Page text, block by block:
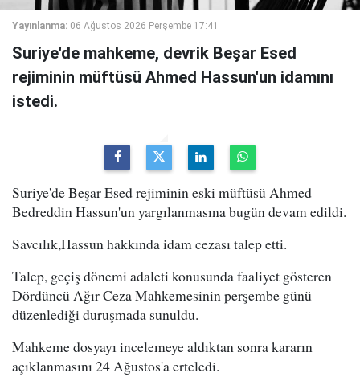
Yayınlanma: 06 Ağustos 2026 Perşembe 17:41
Suriye'de mahkeme, devrik Beşar Esed
rejiminin müftüsü Ahmed Hassun'un idamını
istedi.
Suriye'de Beşar Esed rejiminin eski müftüsü Ahmed
Bedreddin Hassun'un yargılanmasına bugün devam edildi.
Savcılık,Hassun hakkında idam cezası talep etti.
Talep, geçiş dönemi adaleti konusunda faaliyet gösteren
Dördüncü Ağır Ceza Mahkemesinin perşembe günü
düzenlediği duruşmada sunuldu.
Mahkeme dosyayı incelemeye aldıktan sonra kararın
açıklanmasını 24 Ağustos'a erteledi.